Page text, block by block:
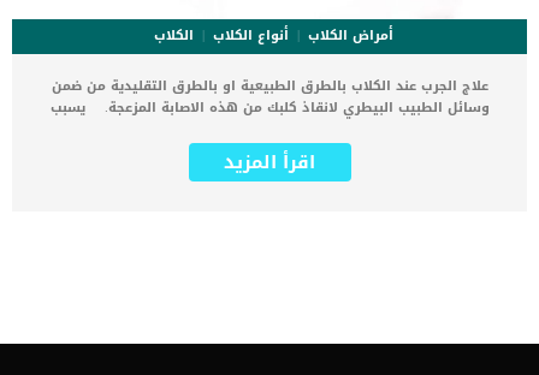
أمراض الكلاب أنواع الكلاب
الكلاب
علاج الجرب عند الكلاب بالطرق الطبيعية او بالطرق التقليدية من ضمن
وسائل الطبيب البيطري لانقاذ كلبك من هذه الاصابة المزعجة. يسبب
قشور جلدية. اقرأ ايضا: ماهى البقع الجلدية الداكنة عند الكلاب ؟ يعتبر
الجرب حالة مرضية مزعجة للكلب ومعدية للحيوانات الأخرى وتؤثر على
الأولى تقليدية من خلال اعطاء الكلب للادوية والمراهم. والثانية هى علاج
اقرأ المزيد